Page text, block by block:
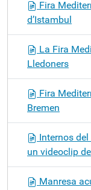
Fira
d’Istambul
La Fira
Lledoners
Fira
Bremen
Internos
un videoclip
Manresa